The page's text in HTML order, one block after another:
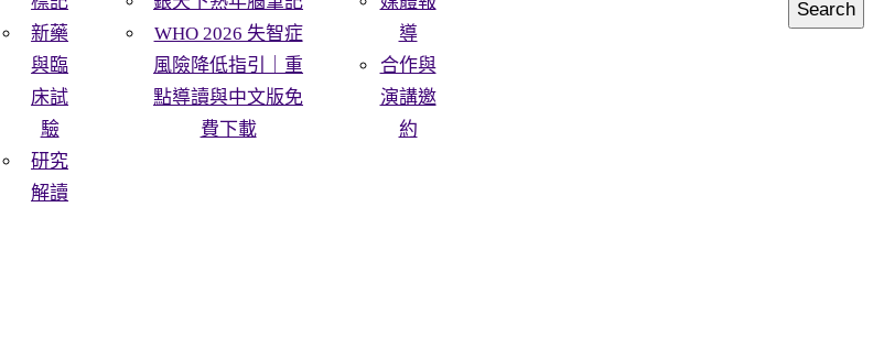
新藥
與臨
床試
驗
研究
解讀
WHO 2026 失智症
風險降低指引｜重
點導讀與中文版免
費下載
導
合作與
演講邀
約
Search